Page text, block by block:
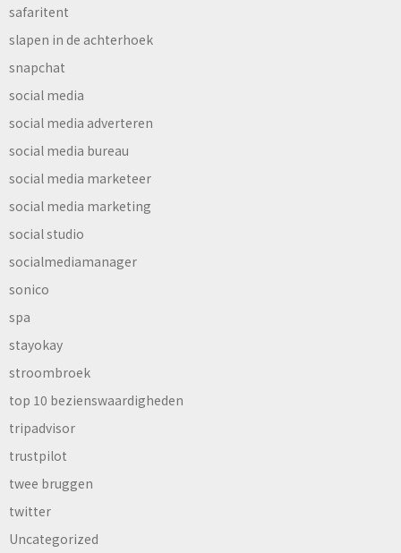
safaritent
slapen in de achterhoek
snapchat
social media
social media adverteren
social media bureau
social media marketeer
social media marketing
social studio
socialmediamanager
sonico
spa
stayokay
stroombroek
top 10 bezienswaardigheden
tripadvisor
trustpilot
twee bruggen
twitter
Uncategorized